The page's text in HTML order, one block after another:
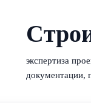
экспертиза
документации,